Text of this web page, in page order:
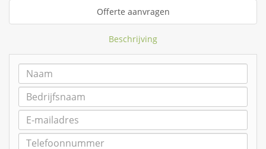
Offerte aanvragen
Beschrijving